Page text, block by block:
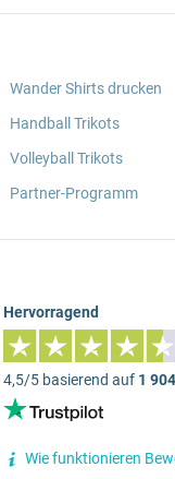
Wander Shirts drucken
Handball Trikots
Volleyball Trikots
Partner-Programm
Hervorragend
4,5/5 basierend auf 1
Wie funktionieren